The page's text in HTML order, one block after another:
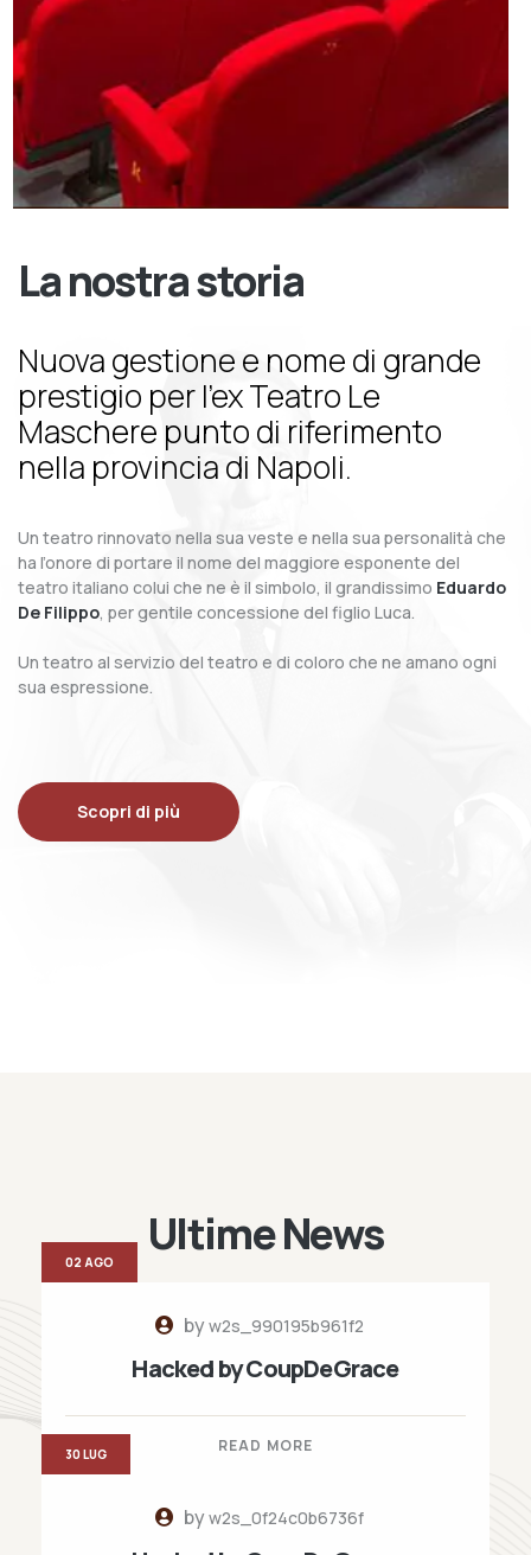
La nostra storia
Nuova gestione e nome di grande
prestigio per l’ex Teatro Le
Maschere punto di riferimento
nella provincia di Napoli.
Un teatro rinnovato nella sua veste e nella sua personalità che
ha l’onore di portare il nome del maggiore esponente del
teatro italiano colui che ne è il simbolo, il grandissimo Eduardo
De Filippo, per gentile concessione del figlio Luca.
Un teatro al servizio del teatro e di coloro che ne amano ogni
sua espressione.
Scopri di più
Ultime News
byw2s_990195b961f2
Hacked by CoupDeGrace
READ MORE
02 AGO
byw2s_0f24c0b6736f
30 LUG